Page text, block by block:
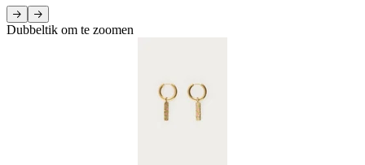
Dubbeltik om te zoomen